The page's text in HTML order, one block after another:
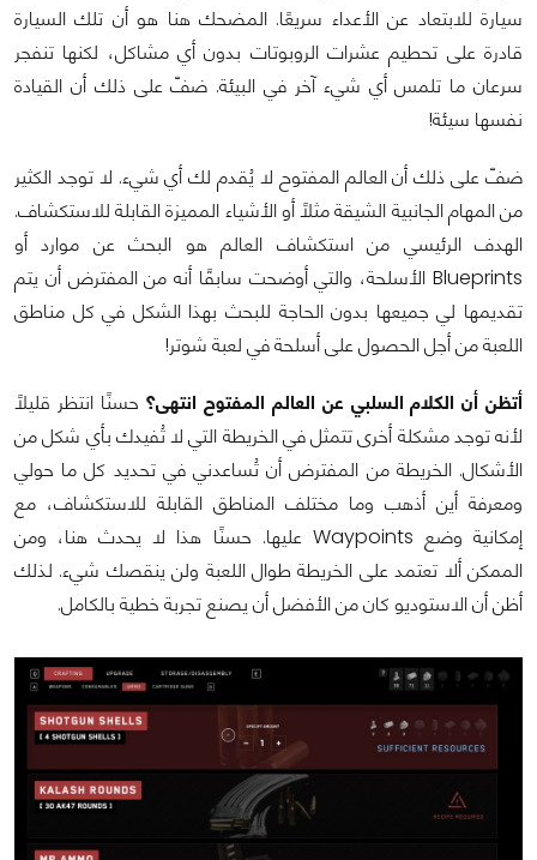
سيارة للابتعاد عن الأعداء سريعًا. المضحك هنا هو أن تلك السيارة
قادرة على تحطيم عشرات الروبوتات بدون أي مشاكل، لكنها تنفجر
سرعان ما تلمس أي شيء آخر في البيئة. ضفّ على ذلك أن القيادة
نفسها سيئة!
ضفّ على ذلك أن العالم المفتوح لا يُقدم لك أي شيء. لا توجد الكثير
من المهام الجانبية الشيقة مثلاً أو الأشياء المميزة القابلة للاستكشاف.
الهدف الرئيسي من استكشاف العالم هو البحث عن موارد أو
Blueprints الأسلحة، والتي أوضحت سابقًا أنه من المفترض أن يتم
تقديمها لي جميعها بدون الحاجة للبحث بهذا الشكل في كل مناطق
اللعبة من أجل الحصول على أسلحة في لعبة شوتر!
أتظن أن الكلام السلبي عن العالم المفتوح انتهى؟ حسنًا انتظر قليلاً
لأنه توجد مشكلة أخرى تتمثل في الخريطة التي لا تُفيدك بأي شكل من
الأشكال. الخريطة من المفترض أن تُساعدني في تحديد كل ما حولي
ومعرفة أين أذهب وما مختلف المناطق القابلة للاستكشاف، مع
إمكانية وضع Waypoints عليها. حسنًا هذا لا يحدث هنا، ومن
الممكن ألا تعتمد على الخريطة طوال اللعبة ولن ينقصك شيء. لذلك
أظن أن الاستوديو كان من الأفضل أن يصنع تجربة خطية بالكامل.